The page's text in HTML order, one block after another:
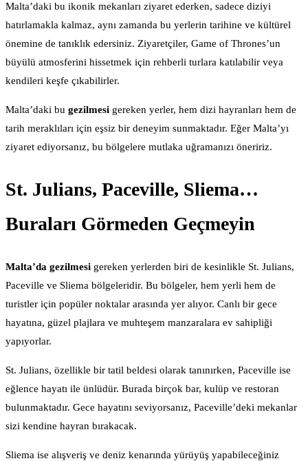
Malta’daki bu ikonik mekanları ziyaret ederken, sadece diziyi
hatırlamakla kalmaz, aynı zamanda bu yerlerin tarihine ve kültürel
önemine de tanıklık edersiniz. Ziyaretçiler, Game of Thrones’un
büyülü atmosferini hissetmek için rehberli turlara katılabilir veya
kendileri keşfe çıkabilirler.
Malta’daki bu gezilmesi gereken yerler, hem dizi hayranları hem de
tarih meraklıları için eşsiz bir deneyim sunmaktadır. Eğer Malta’yı
ziyaret ediyorsanız, bu bölgelere mutlaka uğramanızı öneririz.
St. Julians, Paceville, Sliema…
Buraları Görmeden Geçmeyin
Malta’da gezilmesi gereken yerlerden biri de kesinlikle St. Julians,
Paceville ve Sliema bölgeleridir. Bu bölgeler, hem yerli hem de
turistler için popüler noktalar arasında yer alıyor. Canlı bir gece
hayatına, güzel plajlara ve muhteşem manzaralara ev sahipliği
yapıyorlar.
St. Julians, özellikle bir tatil beldesi olarak tanınırken, Paceville ise
eğlence hayatı ile ünlüdür. Burada birçok bar, kulüp ve restoran
bulunmaktadır. Gece hayatını seviyorsanız, Paceville’deki mekanlar
sizi kendine hayran bırakacak.
Sliema ise alışveriş ve deniz kenarında yürüyüş yapabileceğiniz